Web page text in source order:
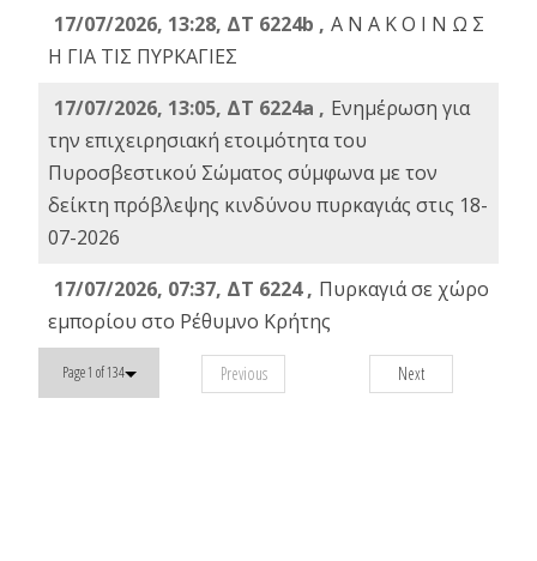
17/07/2026, 13:28, ΔΤ 6224b , Α Ν Α Κ Ο Ι Ν Ω Σ
Η ΓΙΑ ΤΙΣ ΠΥΡΚΑΓΙΕΣ
17/07/2026, 13:05, ΔΤ 6224a , Ενημέρωση για
την επιχειρησιακή ετοιμότητα του
Πυροσβεστικού Σώματος σύμφωνα με τον
δείκτη πρόβλεψης κινδύνου πυρκαγιάς στις 18-
07-2026
17/07/2026, 07:37, ΔΤ 6224 , Πυρκαγιά σε χώρο
εμπορίου στο Ρέθυμνο Κρήτης
Page 1 of 134 Previous Next